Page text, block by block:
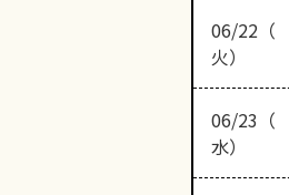
06/22（
火）
06/23（
水）